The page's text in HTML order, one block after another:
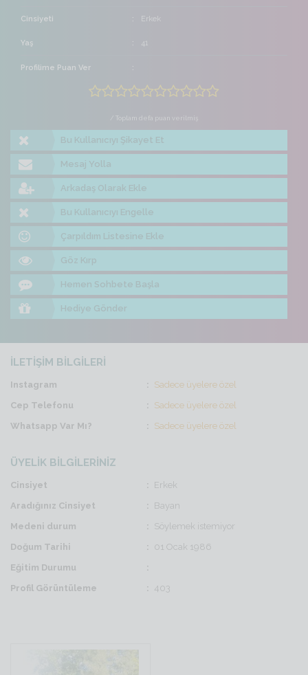
Cinsiyeti Erkek
Yaş 41
Profilime Puan Ver
/ Toplam defa puan verilmiş
Bu Kullanıcıyı Şikayet Et
Mesaj Yolla
Arkadaş Olarak Ekle
Bu Kullanıcıyı Engelle
Çarpıldım Listesine Ekle
Göz Kırp
Hemen Sohbete Başla
Hediye Gönder
İLETİŞİM BİLGİLERİ
Instagram
Sadece üyelere özel
Cep Telefonu
Sadece üyelere özel
Whatsapp Var Mı?
Sadece üyelere özel
ÜYELİK BİLGİLERİNİZ
Cinsiyet
Erkek
Aradığınız Cinsiyet
Bayan
Medeni durum
Söylemek istemiyor
Doğum Tarihi
01 Ocak 1986
Eğitim Durumu
Profil Görüntüleme
403